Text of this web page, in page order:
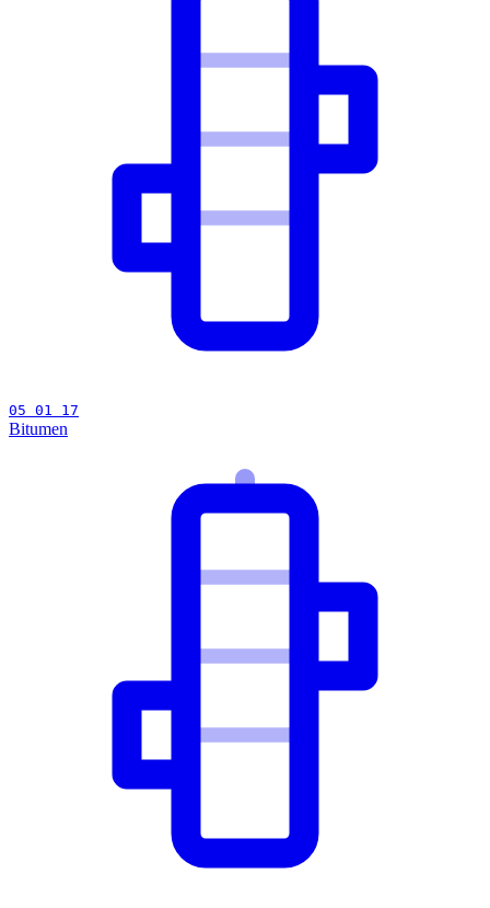
05 01 17
Bitumen